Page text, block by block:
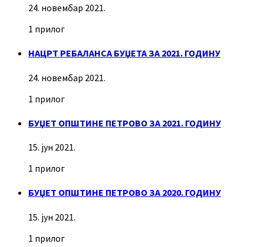
24. новембар 2021.
1 прилог
НАЦРТ РЕБАЛАНСА БУЏЕТА ЗА 2021. ГОДИНУ
24. новембар 2021.
1 прилог
БУЏЕТ ОПШТИНЕ ПЕТРОВО ЗА 2021. ГОДИНУ
15. јун 2021.
1 прилог
БУЏЕТ ОПШТИНЕ ПЕТРОВО ЗА 2020. ГОДИНУ
15. јун 2021.
1 прилог